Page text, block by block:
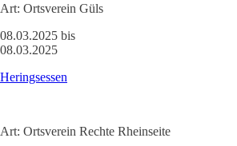
Art: Ortsverein Güls
08.03.2025 bis
08.03.2025
Heringsessen
Art: Ortsverein Rechte Rheinseite